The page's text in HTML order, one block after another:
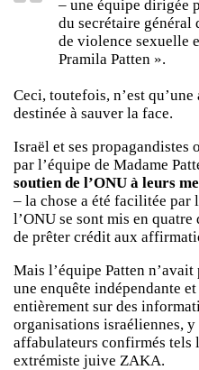
– une équipe dirigée
du secrétaire général
de violence sexuelle
Pramila Patten ».
Ceci, toutefois, n’est
destinée à sauver la face.
Israël et ses propagandistes
par l’équipe de Madame
soutien de l’ONU à leurs
– la chose a été facilitée par
l’ONU se sont mis en
de prêter crédit aux
Mais l’équipe Patten
une enquête indépendante
entièrement sur des
organisations israéliennes,
affabulateurs confirmés tels
extrémiste juive ZAKA.